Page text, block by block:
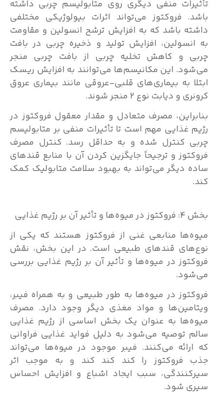
تأثیرات منفی دیگری روی متابولیسم چربی داشته
باشد. فروکتوز می‌تواند اثرات بیولوژیکی مختلفی
داشته باشد که به افزایش ترشح انسولین و مقاومت
به انسولین، افزایش تولید و ذخیره چربی در بافت
چربی و کاهش تخلیه چربی از بافت چربی منجر
می‌شود. این مکانیسم‌ها می‌توانند به افزایش ریسک
ابتلا به بیماری‌های قلبی-عروقی مانند بیماری عروق
کرونری و دیابت نوع 2 منجر شوند.
بنابراین، مصرف متعادل و مقدار معقول فروکتوز در
رژیم غذایی مهم است تا تأثیرات منفی بر متابولیسم
چربی کنترل شده و به حداقل رسد. کنترل مصرف
فروکتوز و ترجیحاً جایگزین کردن آن با منابع قندهای
ساده دیگر می‌تواند به بهبود سلامت متابولیک کمک
کند.
بخش 4: فروکتوز در میوه‌ها و تأثیر آن بر رژیم غذایی
میوه‌ها منابعی غنی از فروکتوز هستند که یکی از
نوع‌های قندهای طبیعی است. در این بخش، نقش
فروکتوز در میوه‌ها و تأثیر آن بر رژیم غذایی بررسی
می‌شود.
فروکتوز در میوه‌ها به طور طبیعی و به همراه فیبر،
ویتامین‌ها و مواد مغذی دیگر وجود دارد. مصرف
میوه‌ها به عنوان یک بخش اساسی از رژیم غذایی
سالم توصیه می‌شود به دلیل فواید غذایی فراوانی
که ارائه می‌کنند. فیبر موجود در میوه‌ها می‌تواند
جذب فروکتوز را کند کند کند و به موجب اثر
سیرکنندگی، سبب ایجاد اشباع و افزایش احساس
سیری شود.